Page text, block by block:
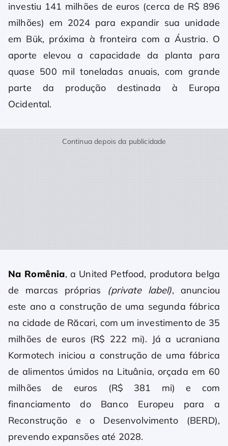
investiu 141 milhões de euros (cerca de R$ 896
milhões) em 2024 para expandir sua unidade
em Bük, próxima à fronteira com a Áustria. O
aporte elevou a capacidade da planta para
quase 500 mil toneladas anuais, com grande
parte da produção destinada à Europa
Ocidental.
Continua depois da publicidade
Na Romênia, a United Petfood, produtora belga
de marcas próprias (private label), anunciou
este ano a construção de uma segunda fábrica
na cidade de Răcari, com um investimento de 35
milhões de euros (R$ 222 mi). Já a ucraniana
Kormotech iniciou a construção de uma fábrica
de alimentos úmidos na Lituânia, orçada em 60
milhões de euros (R$ 381 mi) e com
financiamento do Banco Europeu para a
Reconstrução e o Desenvolvimento (BERD),
prevendo expansões até 2028.